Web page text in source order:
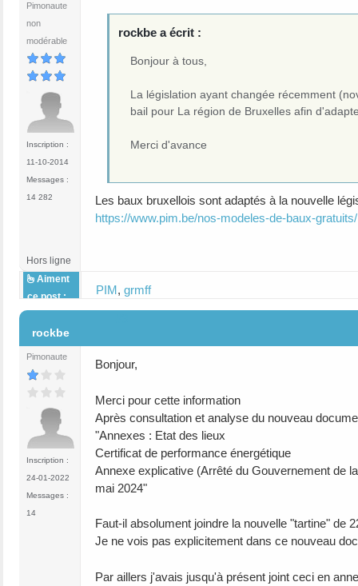
Pimonaute
non
modérable
Inscription :
11-10-2014
Messages :
14 282
rockbe a écrit :
Bonjour à tous,
La législation ayant changée récemment
bail pour La région de Bruxelles afin
Merci d'avance
Les baux bruxellois sont adaptés à la nouvelle
https://www.pim.be/nos-modeles-de-baux-gratuits/
Hors ligne
Aiment
ce post :
PIM, grmff
rockbe
Pimonaute
Inscription :
24-01-2022
Messages :
14
Bonjour,
Merci pour cette information
Après consultation et analyse du nouveau
"Annexes : Etat des lieux
Certificat de performance énergétique
Annexe explicative (Arrêté du Gouvernement de
mai 2024"
Faut-il absolument joindre la nouvelle "tartine" de
Je ne vois pas explicitement dans ce nouveau
Par aillers j'avais jusqu'à présent joint ceci en